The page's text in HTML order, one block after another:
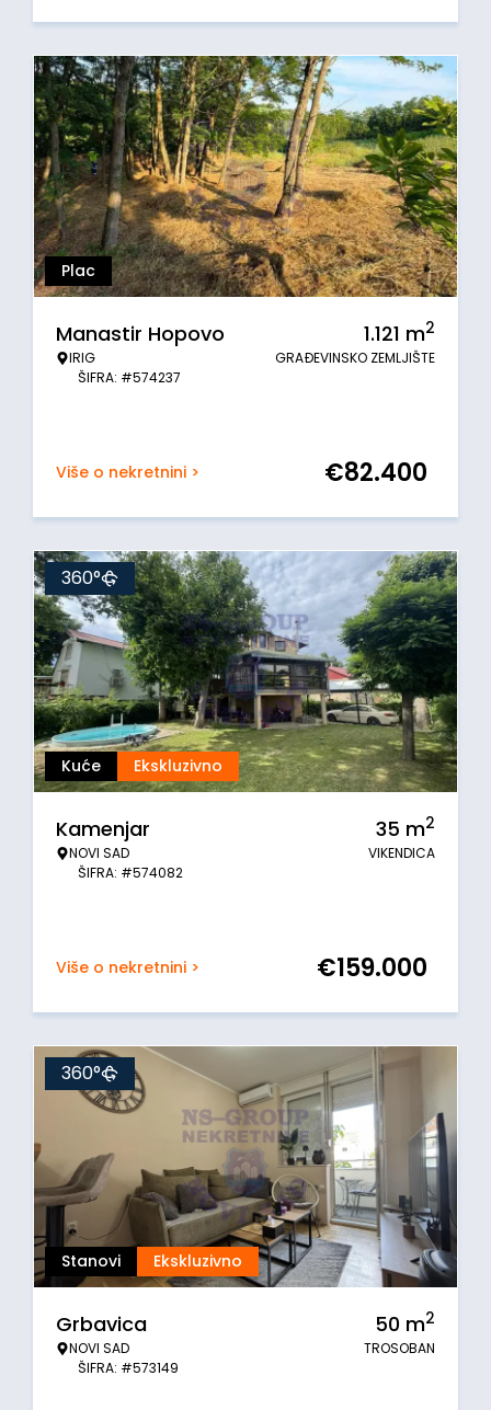
Plac
Manastir Hopovo
IRIG
ŠIFRA: #574237
1.121 m2
GRAĐEVINSKO ZEMLJIŠTE
Više o nekretnini > €82.400
Kuće Ekskluzivno
360°
Kamenjar
NOVI SAD
ŠIFRA: #574082
35 m2
VIKENDICA
Više o nekretnini > €159.000
Stanovi Ekskluzivno
360°
Grbavica
NOVI SAD
ŠIFRA: #573149
50 m2
TROSOBAN